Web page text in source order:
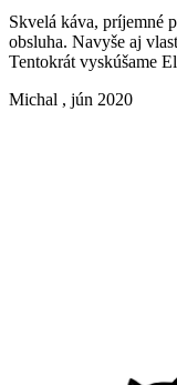
Skvelá káva, príjemné
obsluha. Navyše aj
Tentokrát vyskúšame
Michal , jún 2020